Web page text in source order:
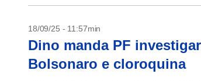
18/09/25 - 11:57min
Dino manda PF
Bolsonaro e cloroquina